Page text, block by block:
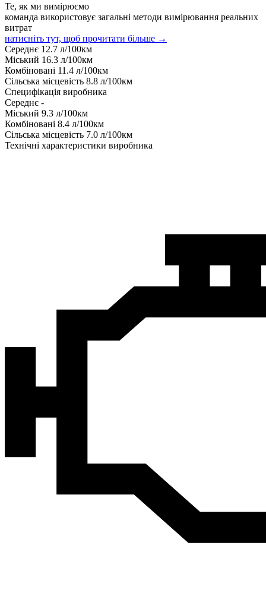
Те, як ми вимірюємо
команда використовує загальні методи вимірювання реальних
витрат
натисніть тут, щоб прочитати більше →
Середнє 12.7 л/100км
Міський 16.3 л/100км
Комбіновані 11.4 л/100км
Сільська місцевість 8.8 л/100км
Специфікація виробника
Середнє -
Міський 9.3 л/100км
Комбіновані 8.4 л/100км
Сільська місцевість 7.0 л/100км
Технічні характеристики виробника